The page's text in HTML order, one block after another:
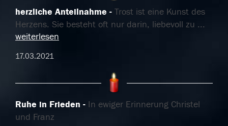
herzliche Anteilnahme
Trost ist eine Kunst des
Herzens. Sie besteht oft nur darin, liebevoll zu ...
weiterlesen
17.03.2021
Ruhe in Frieden
In ewiger Erinnerung Christel
und Franz